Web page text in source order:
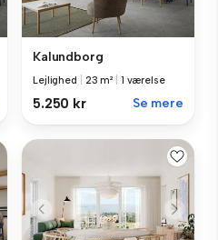
Kalundborg
Lejlighed 23 m² 1 værelse
5.250 kr Se mere